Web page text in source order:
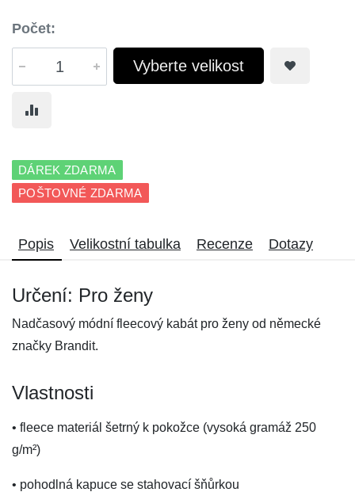
Počet:
Vyberte velikost
DÁREK ZDARMA
POŠTOVNÉ ZDARMA
Popis Velikostní tabulka Recenze Dotazy
Určení: Pro ženy
Nadčasový módní fleecový kabát pro ženy od německé
značky Brandit.
Vlastnosti
• fleece materiál šetrný k pokožce (vysoká gramáž 250
g/m²)
• pohodlná kapuce se stahovací šňůrkou